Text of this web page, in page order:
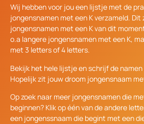
Wij hebben voor jou een lijstje met de
jongensnamen met een K verzameld.
jongensnamen met een K van dit
o.a langere jongensnamen met een K,
met 3 letters of 4 letters.
Bekijk het hele lijstje en schrijf de namen
Hopelijk zit jouw droom jongensnaam
Op zoek naar meer jongensnamen die
beginnen? Klik op één van de andere
een jongenssnaam die begint met een